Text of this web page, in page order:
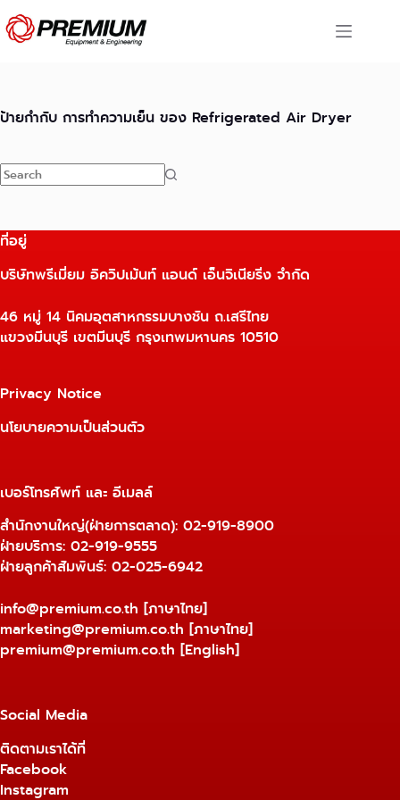
Skip
to
content
ป้ายกำกับ การทำความเย็น ของ Refrigerated Air Dryer
ที่อยู่
บริษัทพรีเมี่ยม อิควิปเม้นท์ แอนด์ เอ็นจิเนียริ่ง จำกัด
46 หมู่ 14 นิคมอุตสาหกรรมบางชัน ถ.เสรีไทย
แขวงมีนบุรี เขตมีนบุรี กรุงเทพมหานคร 10510
Privacy Notice
นโยบายความเป็นส่วนตัว
เบอร์โทรศัพท์ และ อีเมลล์
สำนักงานใหญ่(ฝ่ายการตลาด): 02-919-8900
ฝ่ายบริการ: 02-919-9555
ฝ่ายลูกค้าสัมพันธ์: 02-025-6942
info@premium.co.th [ภาษาไทย]
marketing@premium.co.th [ภาษาไทย]
premium@premium.co.th [English]
Social Media
ติดตามเราได้ที่
Facebook
Instagram